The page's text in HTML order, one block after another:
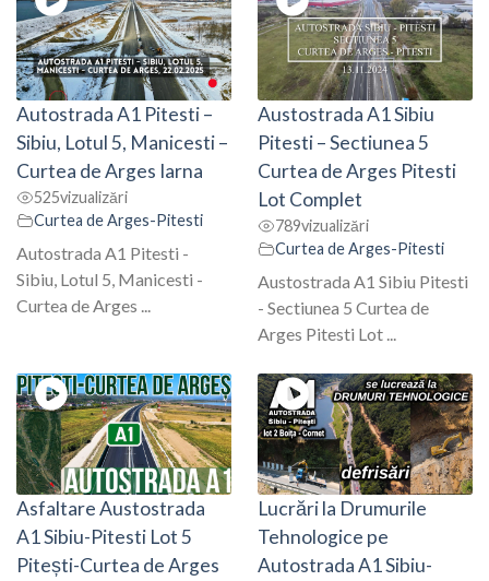
Autostrada A1 Pitesti –
Sibiu, Lotul 5, Manicesti –
Curtea de Arges Iarna
525vizualizări
Curtea de Arges-Pitesti
Autostrada A1 Pitesti -
Sibiu, Lotul 5, Manicesti -
Curtea de Arges ...
Austostrada A1 Sibiu
Pitesti – Sectiunea 5
Curtea de Arges Pitesti
Lot Complet
789vizualizări
Curtea de Arges-Pitesti
Austostrada A1 Sibiu Pitesti
- Sectiunea 5 Curtea de
Arges Pitesti Lot ...
Asfaltare Austostrada
A1 Sibiu-Pitesti Lot 5
Pitești-Curtea de Arges
Lucrări la Drumurile
Tehnologice pe
Autostrada A1 Sibiu-